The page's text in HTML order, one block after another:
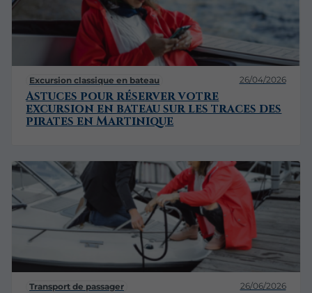
Excursion classique en bateau 26/04/2026
Astuces pour réserver votre
excursion en bateau sur les traces des
pirates en Martinique
Transport de passager 26/06/2026